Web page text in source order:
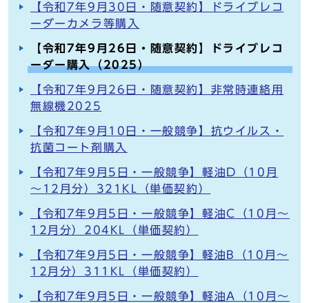
【令和7年9月30日・随意契約】ドライブレコ
ーダーカメラ等購入
【令和7年9月26日・随意契約】ドライブレコ
ーダー購入（2025）
【令和7年9月26日・随意契約】非常時連絡用
無線機2025
【令和7年9月10日・一般競争】抗ウイルス・
抗菌コート剤購入
【令和7年9月5日・一般競争】軽油D（10月
～12月分）321KL（単価契約）
【令和7年9月5日・一般競争】軽油C（10月～
12月分）204KL（単価契約）
【令和7年9月5日・一般競争】軽油B（10月～
12月分）311KL（単価契約）
【令和7年9月5日・一般競争】軽油A（10月～